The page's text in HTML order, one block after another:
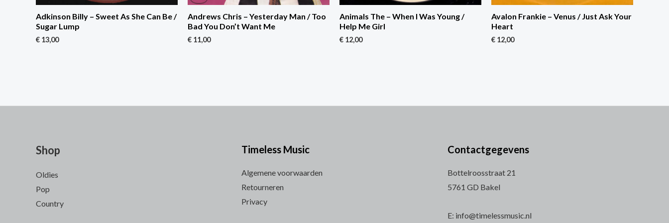
Adkinson Billy – Sweet As She Can Be /
Sugar Lump
€ 13,00
Andrews Chris – Yesterday Man / Too
Bad You Don’t Want Me
€ 11,00
Animals The – When I Was Young /
Help Me Girl
€ 12,00
Avalon Frankie – Venus / Just Ask Your
Heart
€ 12,00
Shop
Oldies
Pop
Country
Timeless Music
Algemene voorwaarden
Retourneren
Privacy
Contactgegevens
Bottelroosstraat 21
5761 GD Bakel
E: info@timelessmusic.nl